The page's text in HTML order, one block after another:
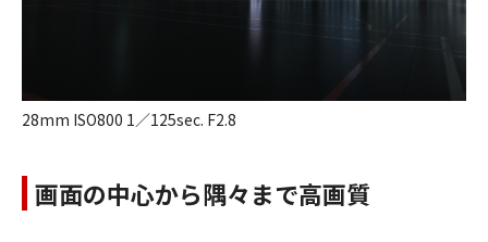
28mm ISO800 1／125sec. F2.8
画面の中心から隅々まで高画質